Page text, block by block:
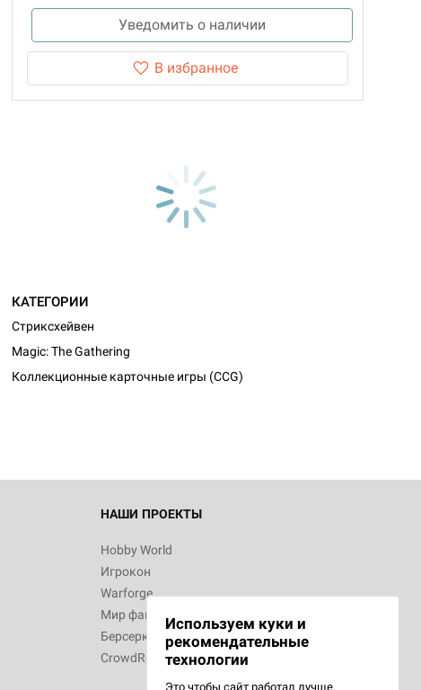
Уведомить о наличии
В избранное
КАТЕГОРИИ
Стриксхейвен
Magic: The Gathering
Коллекционные карточные игры (CCG)
НАШИ ПРОЕКТЫ
Hobby World
Игрокон
Warforge
Мир фантастики
Берсерк
CrowdRepublic
Используем куки и
рекомендательные
технологии
Это чтобы сайт работал лучше.
Монстры
Берсерк.